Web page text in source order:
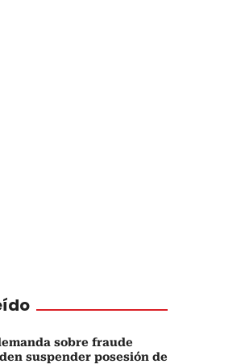
sobre fraude
suspender posesión de